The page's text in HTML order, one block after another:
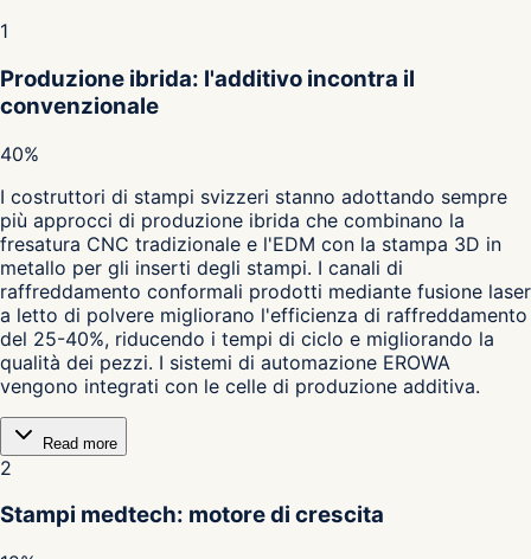
1
Produzione ibrida: l'additivo incontra il
convenzionale
40%
I costruttori di stampi svizzeri stanno adottando sempre
più approcci di produzione ibrida che combinano la
fresatura CNC tradizionale e l'EDM con la stampa 3D in
metallo per gli inserti degli stampi. I canali di
raffreddamento conformali prodotti mediante fusione laser
a letto di polvere migliorano l'efficienza di raffreddamento
del 25-40%, riducendo i tempi di ciclo e migliorando la
qualità dei pezzi. I sistemi di automazione EROWA
vengono integrati con le celle di produzione additiva.
Read more
2
Stampi medtech: motore di crescita